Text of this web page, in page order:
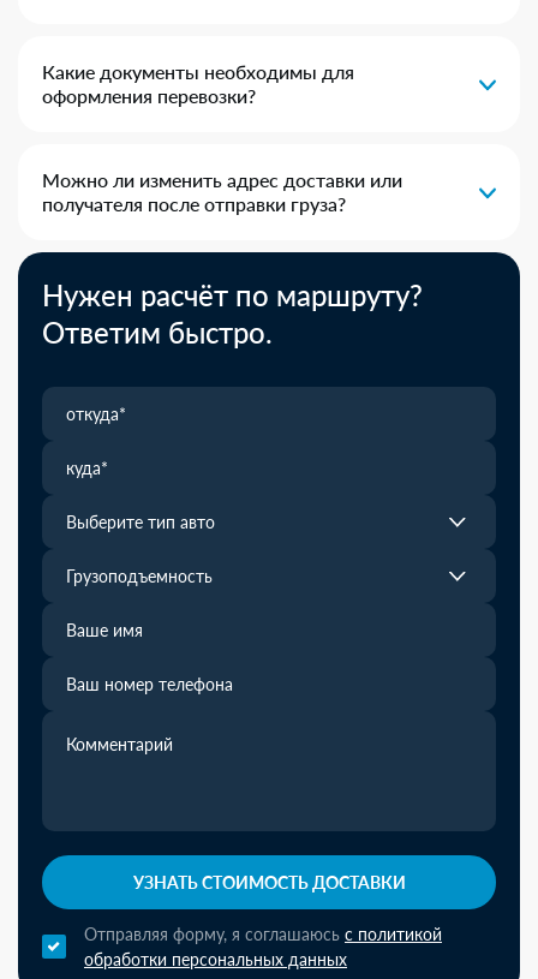
Какие документы необходимы для
оформления перевозки?
Можно ли изменить адрес доставки или
получателя после отправки груза?
Нужен расчёт по маршруту?
Ответим быстро.
Выберите тип авто
Грузоподъемность
УЗНАТЬ СТОИМОСТЬ ДОСТАВКИ
Отправляя форму, я соглашаюсь с политикой
обработки персональных данных